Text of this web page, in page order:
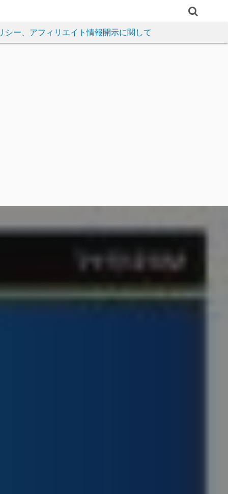
シー、アフィリエイト情報開示に関して